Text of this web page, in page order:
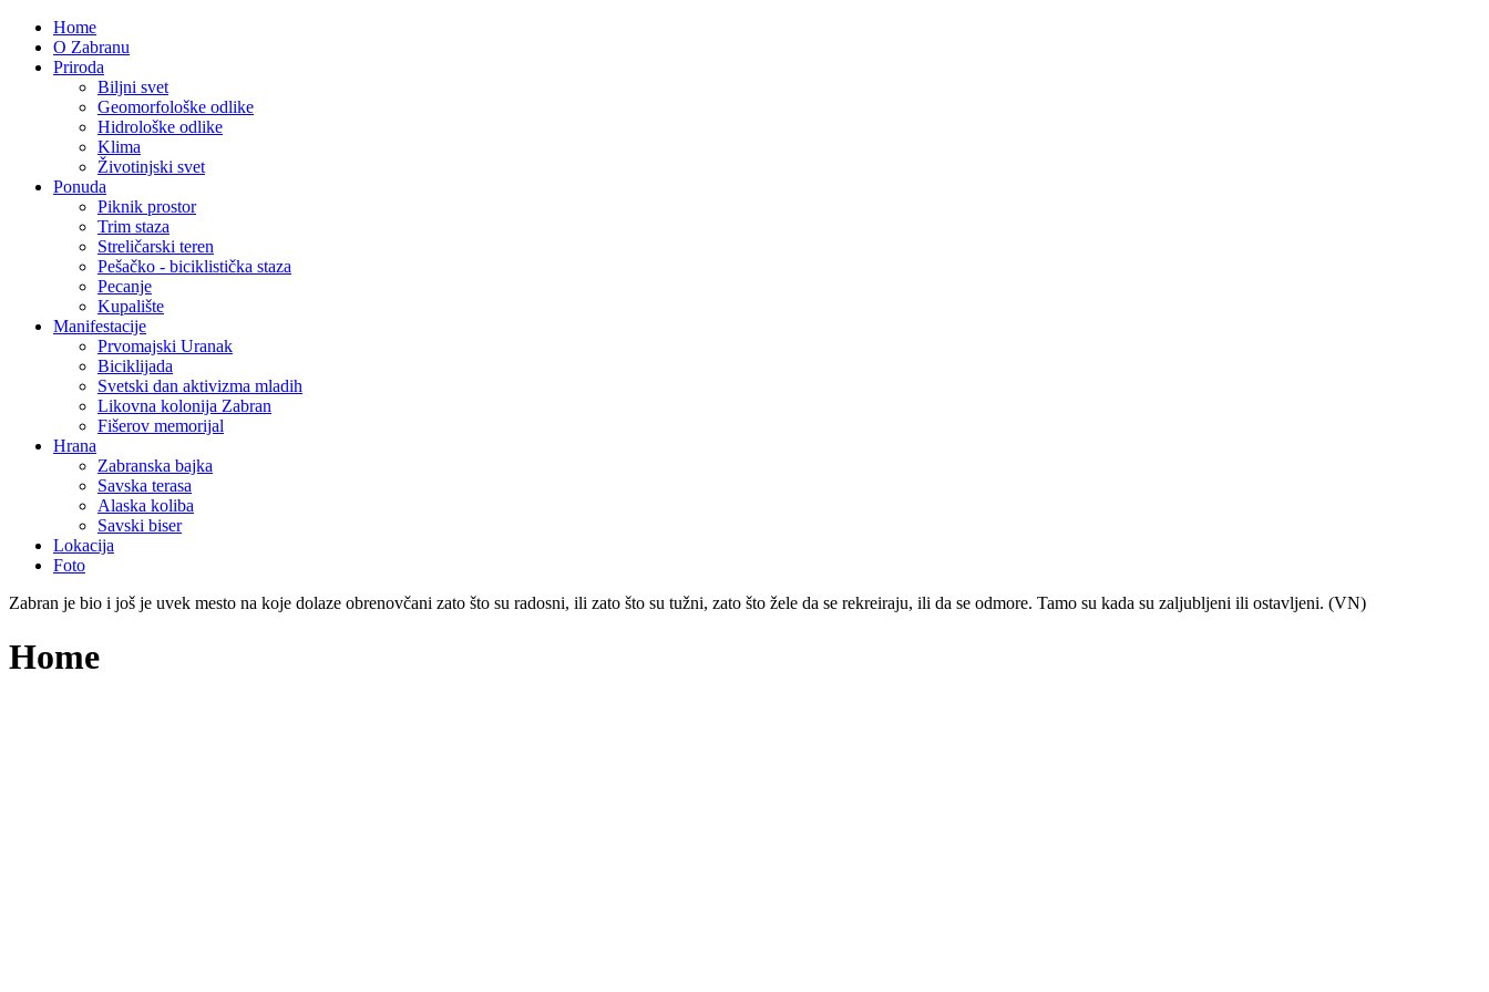
Home
O Zabranu
Priroda
Biljni svet
Geomorfološke odlike
Hidrološke odlike
Klima
Životinjski svet
Ponuda
Piknik prostor
Trim staza
Streličarski teren
Pešačko - biciklistička staza
Pecanje
Kupalište
Manifestacije
Prvomajski Uranak
Biciklijada
Svetski dan aktivizma mladih
Likovna kolonija Zabran
Fišerov memorijal
Hrana
Zabranska bajka
Savska terasa
Alaska koliba
Savski biser
Lokacija
Foto
Zabran je bio i još je uvek mesto na koje dolaze obrenovčani zato što su radosni, ili zato što su tužni, zato što žele da se rekreiraju, ili da se odmore. Tamo su kada su zaljubljeni ili ostavljeni. (VN)
Home